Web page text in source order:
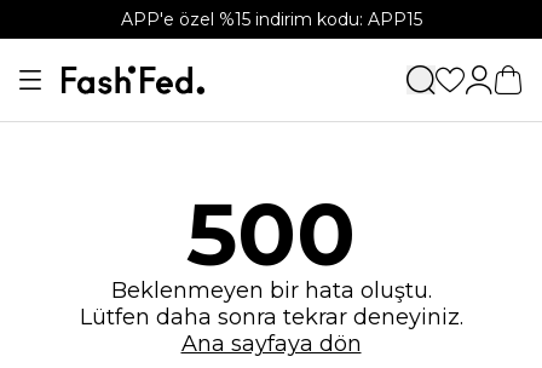
APP'e özel %15 indirim kodu: APP15
500
Beklenmeyen bir hata oluştu.
Lütfen daha sonra tekrar deneyiniz.
Ana sayfaya dön